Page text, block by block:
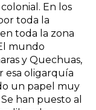
En los
toda la
toda la zona
mundo
y Quechuas,
esa oligarquía
un papel muy
han puesto al